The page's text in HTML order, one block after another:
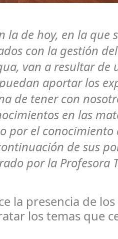
la de hoy, en la que
con la gestión
van a resultar de
aportar los
de tener con
en las
por el conocimiento
de sus
por la Profesora
la presencia de
los temas que